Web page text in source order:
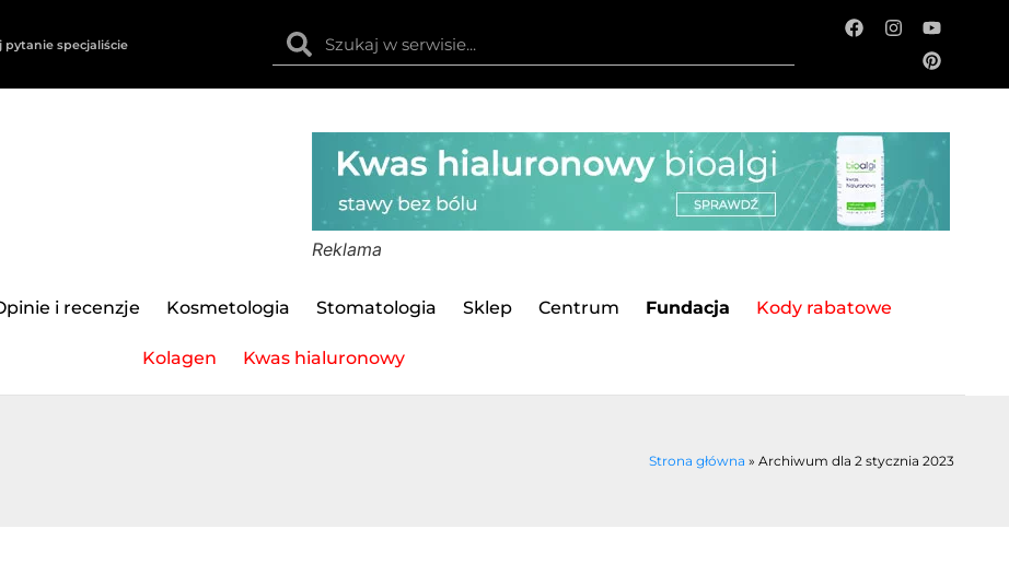
pytanie specjaliście
Reklama
i recenzje Kosmetologia Stomatologia Sklep Centrum Fundacja Kody rabatowe
Kolagen Kwas hialuronowy
Strona główna » Archiwum dla 2 stycznia 2023